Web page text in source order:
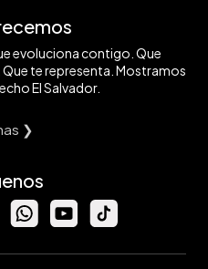
evoluciona contigo. Que
te representa. Mostramos
El Salvador.
❯